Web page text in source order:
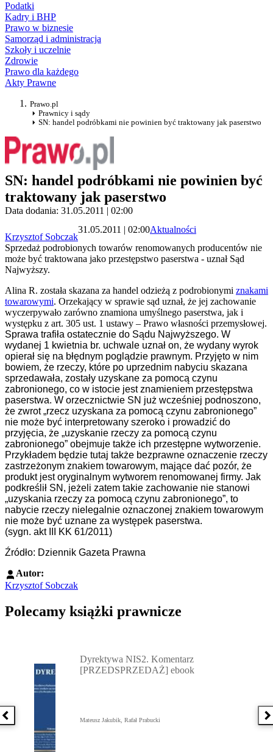
Podatki
Kadry i BHP
Prawo w biznesie
Samorząd i administracja
Szkoły i uczelnie
Zdrowie
Prawo dla każdego
Akty Prawne
Prawo.pl
Prawnicy i sądy
SN: handel podróbkami nie powinien być traktowany jak paserstwo
SN: handel podróbkami nie powinien być
traktowany jak paserstwo
Data dodania: 31.05.2011 | 02:00
Krzysztof Sobczak
31.05.2011 | 02:00Aktualności
Sprzedaż podrobionych towarów renomowanych producentów nie
może być traktowana jako przestępstwo paserstwa - uznał Sąd
Najwyższy.
Alina R. została skazana za handel odzieżą z podrobionymi znakami
towarowymi. Orzekający w sprawie sąd uznał, że jej zachowanie
wyczerpywało zarówno znamiona umyślnego paserstwa, jak i
występku z art. 305 ust. 1 ustawy – Prawo własności przemysłowej.
Sprawa trafiła ostatecznie do Sądu Najwyższego. W
wydanej 1 kwietnia br. uchwale uznał on, że wydany wyrok
opierał się na błędnym poglądzie prawnym. Przyjęto w nim
bowiem, że rzeczy, które po uprzednim nabyciu skazana
sprzedawała, zostały uzyskane za pomocą czynu
zabronionego, co w istocie jest znamieniem przestępstwa
paserstwa. W orzecznictwie SN już wcześniej podnoszono,
że zwrot „rzecz uzyskana za pomocą czynu zabronionego”
nie może być interpretowany szeroko i prowadzić do
przyjęcia, że „uzyskanie rzeczy za pomocą czynu
zabronionego” obejmuje także ich przestępne wytworzenie.
Przykładem będzie tutaj także bezprawne oznaczenie rzeczy
zastrzeżonym znakiem towarowym, mające dać pozór, że
produkt jest oryginalnym wytworem renomowanej firmy. Jak
podkreślił SN, jeżeli zatem takie zachowanie nie stanowi
„uzyskania rzeczy za pomocą czynu zabronionego”, to
nabycie rzeczy nielegalnie oznaczonej znakiem towarowym
nie może być uznane za występek paserstwa.
(sygn. akt III KK 61/2011)
Źródło: Dziennik Gazeta Prawna
Autor:
Krzysztof Sobczak
Polecamy książki prawnicze
Poprzednia książka
Dyrektywa NIS2. Komentarz
[PRZEDSPRZEDAŻ] ebook
Mateusz Jakubik, Rafał Prabucki